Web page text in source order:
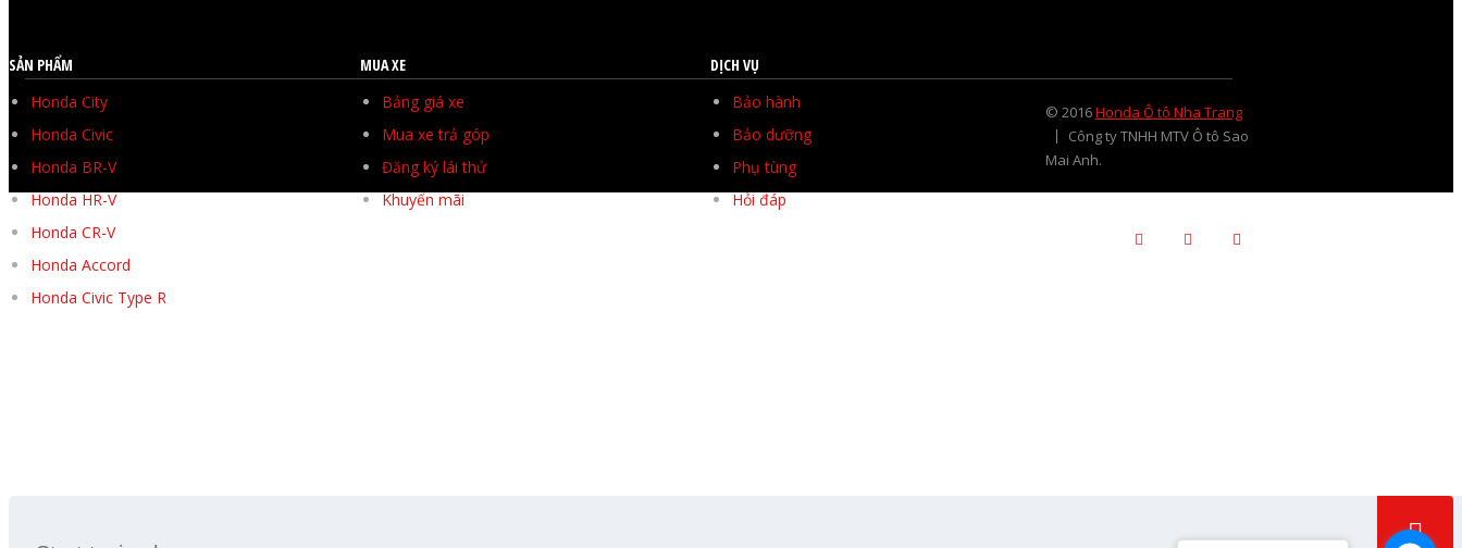
SẢN PHẨM
Honda City
Honda Civic
Honda BR-V
Honda HR-V
Honda CR-V
Honda Accord
Honda Civic Type R
MUA XE
Bảng giá xe
Mua xe trả góp
Đăng ký lái thử
Khuyến mãi
DỊCH VỤ
Bảo hành
Bảo dưỡng
Phụ tùng
Hỏi đáp
© 2016Honda Ô tô Nha Trang
Công ty TNHH MTV Ô tô Sao
Mai Anh.